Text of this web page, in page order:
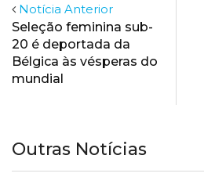
Notícia Anterior
Seleção feminina sub-
20 é deportada da
Bélgica às vésperas do
mundial
Outras Notícias